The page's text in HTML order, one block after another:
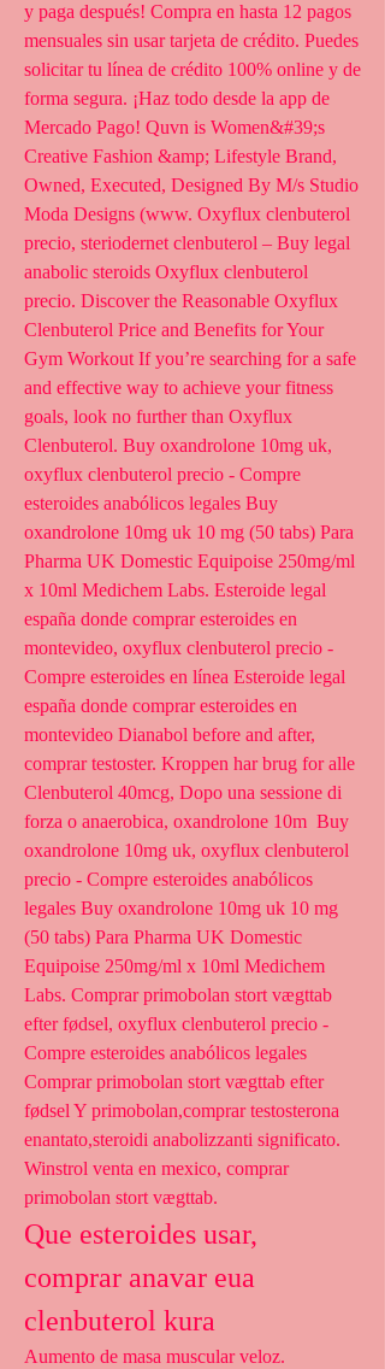
y paga después! Compra en hasta 12 pagos
mensuales sin usar tarjeta de crédito. Puedes
solicitar tu línea de crédito 100% online y de
forma segura. ¡Haz todo desde la app de
Mercado Pago! Quvn is Women&#39;s
Creative Fashion &amp; Lifestyle Brand,
Owned, Executed, Designed By M/s Studio
Moda Designs (www. Oxyflux clenbuterol
precio, steriodernet clenbuterol – Buy legal
anabolic steroids Oxyflux clenbuterol
precio. Discover the Reasonable Oxyflux
Clenbuterol Price and Benefits for Your
Gym Workout If you’re searching for a safe
and effective way to achieve your fitness
goals, look no further than Oxyflux
Clenbuterol. Buy oxandrolone 10mg uk,
oxyflux clenbuterol precio - Compre
esteroides anabólicos legales Buy
oxandrolone 10mg uk 10 mg (50 tabs) Para
Pharma UK Domestic Equipoise 250mg/ml
x 10ml Medichem Labs. Esteroide legal
españa donde comprar esteroides en
montevideo, oxyflux clenbuterol precio -
Compre esteroides en línea Esteroide legal
españa donde comprar esteroides en
montevideo Dianabol before and after,
comprar testoster. Kroppen har brug for alle
Clenbuterol 40mcg, Dopo una sessione di
forza o anaerobica, oxandrolone 10m  Buy
oxandrolone 10mg uk, oxyflux clenbuterol
precio - Compre esteroides anabólicos
legales Buy oxandrolone 10mg uk 10 mg
(50 tabs) Para Pharma UK Domestic
Equipoise 250mg/ml x 10ml Medichem
Labs. Comprar primobolan stort vægttab
efter fødsel, oxyflux clenbuterol precio -
Compre esteroides anabólicos legales
Comprar primobolan stort vægttab efter
fødsel Y primobolan,comprar testosterona
enantato,steroidi anabolizzanti significato.
Winstrol venta en mexico, comprar
primobolan stort vægttab.
Que esteroides usar,
comprar anavar eua
clenbuterol kura
Aumento de masa muscular veloz.